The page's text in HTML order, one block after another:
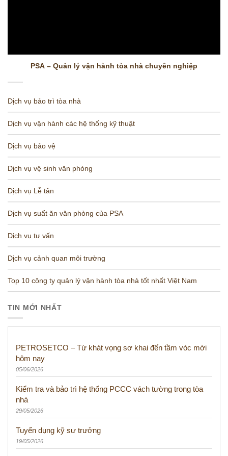
PSA – Quản lý vận hành tòa nhà chuyên nghiệp
Dịch vụ bảo trì tòa nhà
Dịch vụ vận hành các hệ thống kỹ thuật
Dịch vụ bảo vệ
Dịch vụ vệ sinh văn phòng
Dịch vụ Lễ tân
Dịch vụ suất ăn văn phòng của PSA
Dịch vụ tư vấn
Dịch vụ cảnh quan môi trường
Top 10 công ty quản lý vận hành tòa nhà tốt nhất Việt Nam
TIN MỚI NHẤT
PETROSETCO – Từ khát vọng sơ khai đến tầm vóc mới
hôm nay
05/06/2026
Kiểm tra và bảo trì hệ thống PCCC vách tường trong tòa
nhà
29/05/2026
Tuyển dụng kỹ sư trưởng
19/05/2026